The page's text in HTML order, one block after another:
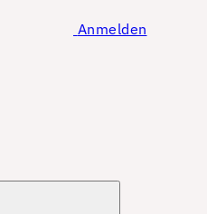
Anmelden